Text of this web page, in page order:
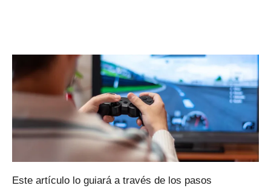
Este artículo lo guiará a través de los pasos